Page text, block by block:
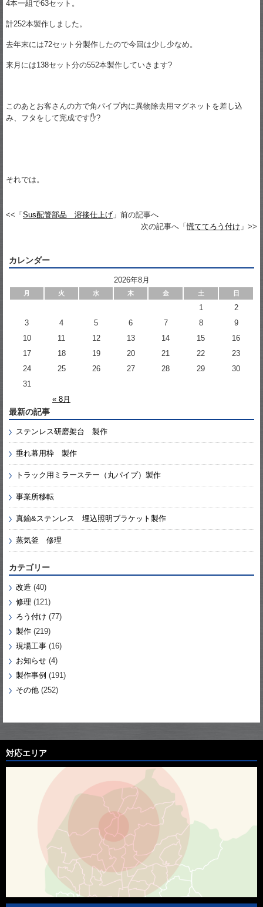
4本一組で63セット。
計252本製作しました。
去年末には72セット分製作したので今回は少し少なめ。
来月には138セット分の552本製作していきます?
このあとお客さんの方で角パイプ内に異物除去用マグネットを差し込
み、フタをして完成です✋?
それでは。
<<「Sus配管部品 溶接仕上げ 」前の記事へ
次の記事へ「慌ててろう付け 」>>
カレンダー
2026年8月
月 火 水 木 金 土 日
« 8月
1
2
3
4 5 6 7 8
9
10
11 12 13 14 15
16
17
18 19 20 21 22
23
24
25 26 27 28 29
30
31
最新の記事
ステンレス研磨架台 製作
垂れ幕用枠 製作
トラック用ミラーステー（丸パイプ）製作
事業所移転
真鍮&ステンレス 埋込照明ブラケット製作
蒸気釜 修理
カテゴリー
改造 (40)
修理 (121)
ろう付け (77)
製作 (219)
現場工事 (16)
お知らせ (4)
製作事例 (191)
その他 (252)
対応エリア